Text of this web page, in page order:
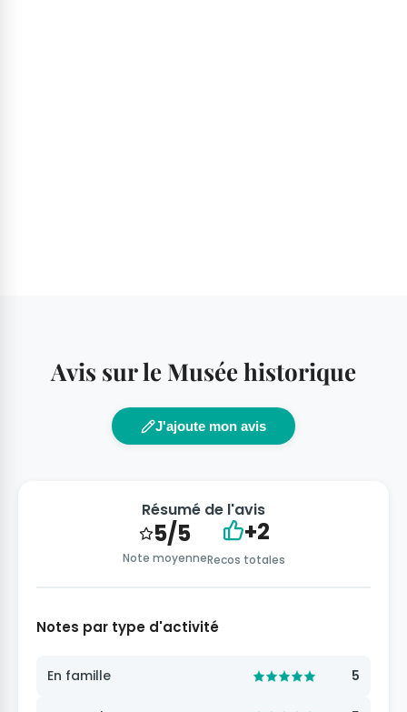
Avis sur le Musée historique
J'ajoute mon avis
Résumé de l'avis
5/5
Note moyenne
+2
Recos totales
Notes par type d'activité
En famille 5